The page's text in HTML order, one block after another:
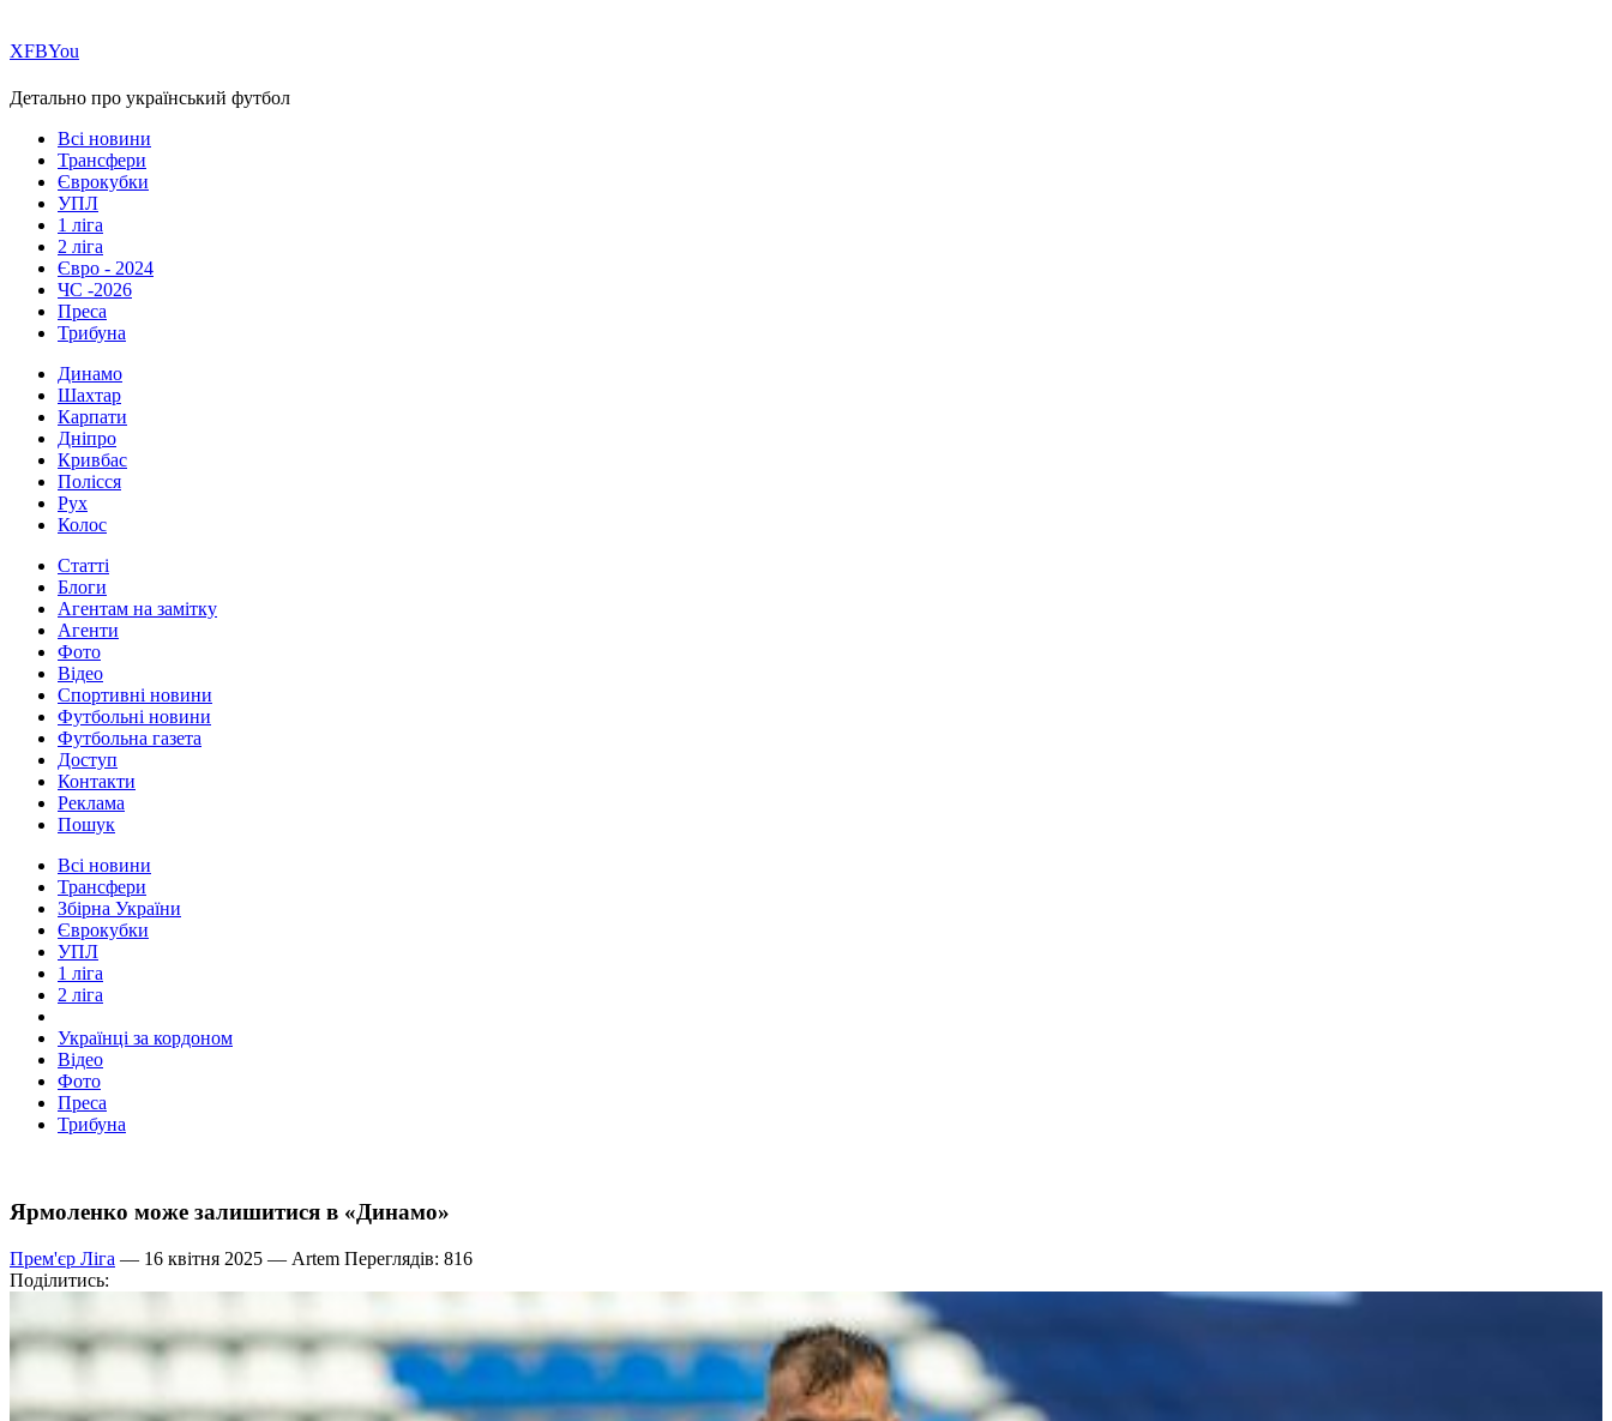
ХFBYou
Детально про український футбол
Всі новини
Трансфери
Єврокубки
УПЛ
1 ліга
2 ліга
Євро - 2024
ЧС -2026
Преса
Трибуна
Динамо
Шахтар
Карпати
Дніпро
Кривбас
Полісся
Рух
Колос
Статті
Блоги
Агентам на замітку
Агенти
Фото
Відео
Спортивні новини
Футбольні новини
Футбольна газета
Доступ
Контакти
Реклама
Пошук
Всі новини
Трансфери
Збірна України
Єврокубки
УПЛ
1 ліга
2 ліга
Українці за кордоном
Відео
Фото
Преса
Трибуна
Ярмоленко може залишитися в «Динамо»
Прем'єр Ліга — 16 квітня 2025 — Artem Переглядів: 816
Поділитись: